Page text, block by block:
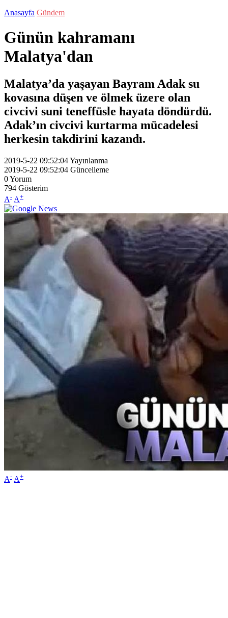
Anasayfa Gündem
Günün kahramanı
Malatya'dan
Malatya’da yaşayan Bayram Adak su
kovasına düşen ve ölmek üzere olan
civcivi suni teneffüsle hayata döndürdü.
Adak’ın civcivi kurtarma mücadelesi
herkesin takdirini kazandı.
2019-5-22 09:52:04Yayınlanma
2019-5-22 09:52:04 Güncelleme
0Yorum
794 Gösterim
A- A+
A- A+